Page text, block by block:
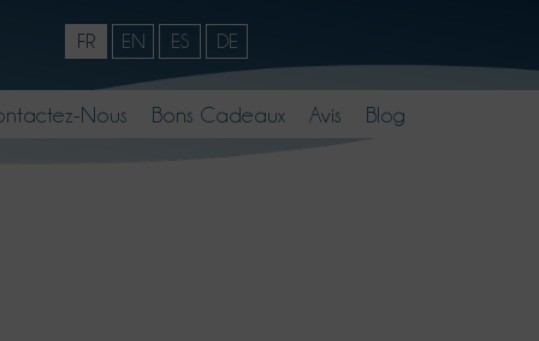
FR EN ES DE
Nous Bons Cadeaux Avis Blog